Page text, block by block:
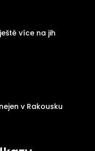
více na jih
v Rakousku